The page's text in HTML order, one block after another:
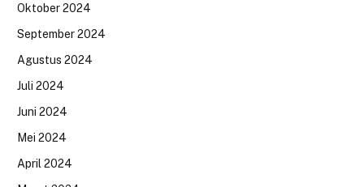
Oktober 2024
September 2024
Agustus 2024
Juli 2024
Juni 2024
Mei 2024
April 2024